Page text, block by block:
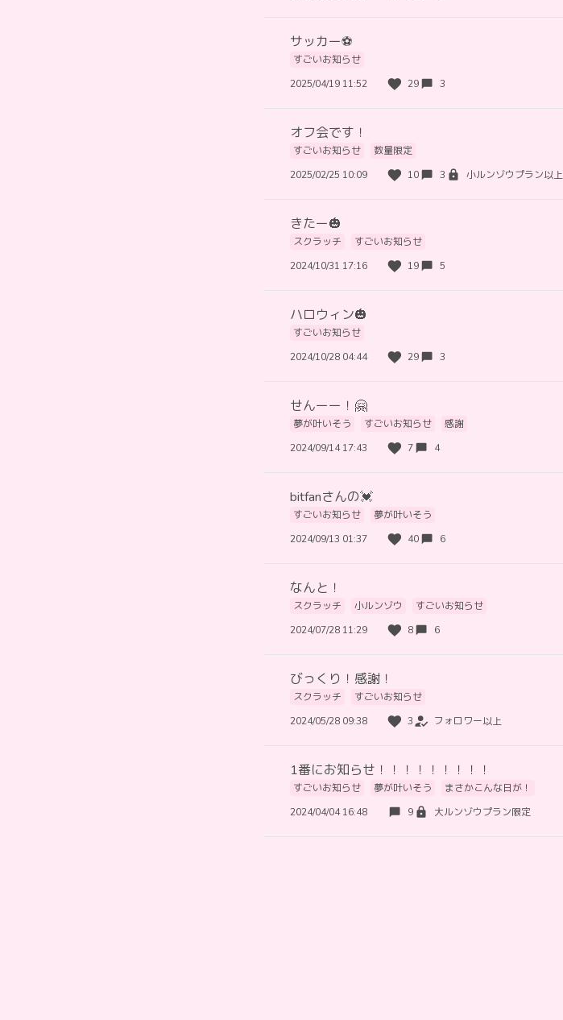
サッカー⚽️
すごいお知らせ
2025/04/19 11:52
29 3
オフ会です！
すごいお知らせ
数量限定
2025/02/25 10:09
10 3 小ルンゾウプラン以上
きたー🎃
スクラッチ
すごいお知らせ
2024/10/31 17:16
19 5
ハロウィン🎃
すごいお知らせ
2024/10/28 04:44
29 3
せんーー！🤗
夢が叶いそう すごいお知らせ
感謝
2024/09/14 17:43
7 4
bitfanさんの💓
すごいお知らせ
夢が叶いそう
2024/09/13 01:37
40 6
なんと！
スクラッチ 小ルンゾウ
すごいお知らせ
2024/07/28 11:29
8 6
びっくり！感謝！
スクラッチ
すごいお知らせ
2024/05/28 09:38
3 フォロワー以上
1番にお知らせ！！！！！！！！！
すごいお知らせ 夢が叶いそう
まさかこんな日が！
2024/04/04 16:48
9 大ルンゾウプラン限定